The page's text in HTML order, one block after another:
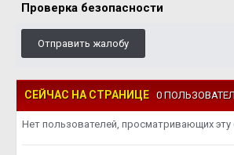
Проверка безопасности
Отправить жалобу
СЕЙЧАС НА СТРАНИЦЕ 0
Нет пользователей, просматривающих эту